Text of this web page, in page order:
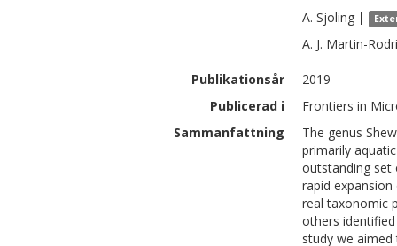
A. Sjoling |
A. J. Martin-
Publikationsår
2019
Publicerad i
Frontiers in
Sammanfattning
The genus
primarily
outstanding set
rapid
real taxonomic
others
study we